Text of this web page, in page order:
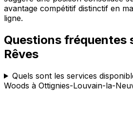
avantage compétitif distinctif en
ligne.
Questions fréquentes
Rêves
Quels sont les services
Woods à Ottignies-Louvain-la-